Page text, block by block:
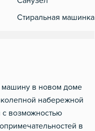
Стиральная машинка
Шампунь, мыло
машину в новом доме
набережной
с возможностью
в